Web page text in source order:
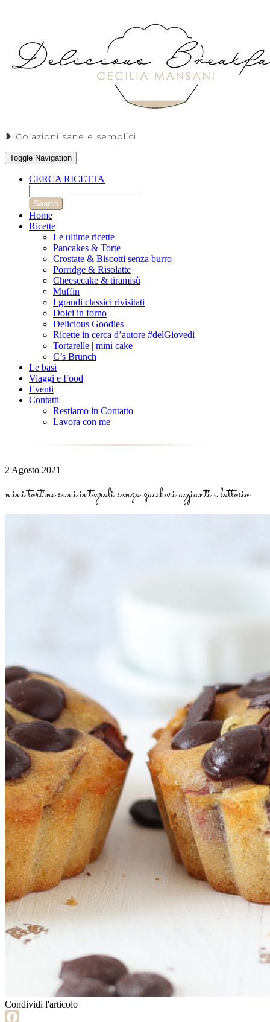
❥ Colazioni sane e semplici
Toggle Navigation
CERCA RICETTA
Search
Home
Ricette
Le ultime ricette
Pancakes & Torte
Crostate & Biscotti senza burro
Porridge & Risolatte
Cheesecake & tiramisù
Muffin
I grandi classici rivisitati
Dolci in forno
Delicious Goodies
Ricette in cerca d’autore #delGiovedì
Tortarelle | mini cake
C’s Brunch
Le basi
Viaggi e Food
Eventi
Contatti
Restiamo in Contatto
Lavora con me
2 Agosto 2021
mini tortine semi integrali senza zuccheri aggiunti e lattosio
Condividi l'articolo